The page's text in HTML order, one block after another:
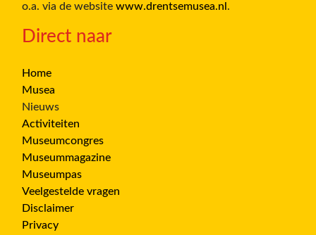
o.a. via de website www.drentsemusea.nl .
Direct naar
Home
Musea
Nieuws
Activiteiten
Museumcongres
Museummagazine
Museumpas
Veelgestelde vragen
Disclaimer
Privacy